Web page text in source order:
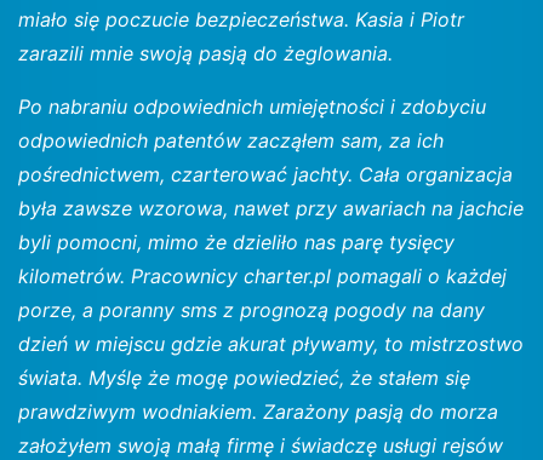
miało się poczucie bezpieczeństwa. Kasia i Piotr
zarazili mnie swoją pasją do żeglowania.
Po nabraniu odpowiednich umiejętności i zdobyciu
odpowiednich patentów zacząłem sam, za ich
pośrednictwem, czarterować jachty. Cała organizacja
była zawsze wzorowa, nawet przy awariach na jachcie
byli pomocni, mimo że dzieliło nas parę tysięcy
kilometrów. Pracownicy charter.pl pomagali o każdej
porze, a poranny sms z prognozą pogody na dany
dzień w miejscu gdzie akurat pływamy, to mistrzostwo
świata. Myślę że mogę powiedzieć, że stałem się
prawdziwym wodniakiem. Zarażony pasją do morza
założyłem swoją małą firmę i świadczę usługi rejsów